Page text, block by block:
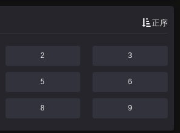
欲望付出各种代价：女雕刻师用禁术复制前
男友并囚禁；宇航员出任务遇难，与外星生
正序
2 3
5 6
8 9